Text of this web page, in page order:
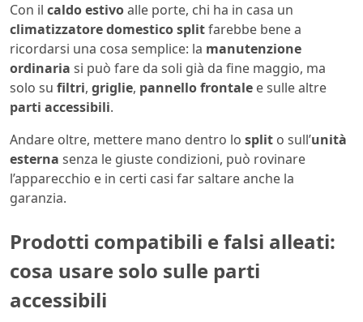
Con il caldo estivoalle porte, chi ha in casa un
climatizzatore domestico splitfarebbe bene a
ricordarsi una cosa semplice: la manutenzione
ordinaria si può fare da soli già da fine maggio, ma
solo su filtri, griglie, pannello frontale e sulle altre
parti accessibili.
Andare oltre, mettere mano dentro lo split o sull’unità
esterna senza le giuste condizioni, può rovinare
l’apparecchio e in certi casi far saltare anche la
garanzia.
Prodotti compatibili e falsi alleati:
cosa usare solo sulle parti
accessibili